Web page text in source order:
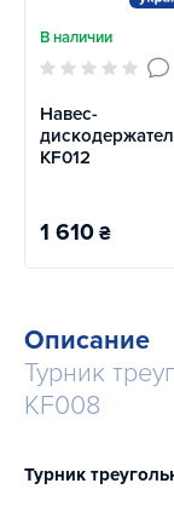
В наличии
Навес-
KF012
1 610 ₴
Описание
Турник
KF008
Турник